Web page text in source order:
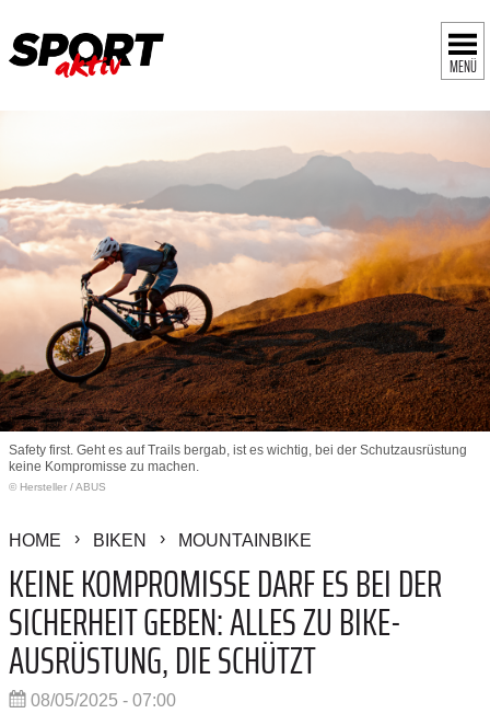
MENÜ
Safety first. Geht es auf Trails bergab, ist es wichtig, bei der Schutzausrüstung
keine Kompromisse zu machen.
© Hersteller /ABUS
HOME BIKEN MOUNTAINBIKE
KEINE KOMPROMISSE DARF ES BEI DER
SICHERHEIT GEBEN: ALLES ZU ­BIKE-
AUSRÜSTUNG, DIE SCHÜTZT
08/05/2025 - 07:00